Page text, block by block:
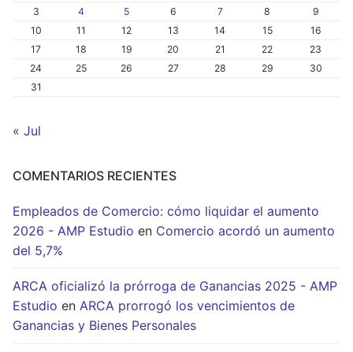
3
4 5 6 7 8
9
10
11 12 13 14 15
16
17
18 19 20 21 22
23
24
25 26 27 28 29
30
31
« Jul
COMENTARIOS RECIENTES
Empleados de Comercio: cómo liquidar el aumento
2026 - AMP Estudio en Comercio acordó un aumento
del 5,7%
ARCA oficializó la prórroga de Ganancias 2025 - AMP
Estudio en ARCA prorrogó los vencimientos de
Ganancias y Bienes Personales